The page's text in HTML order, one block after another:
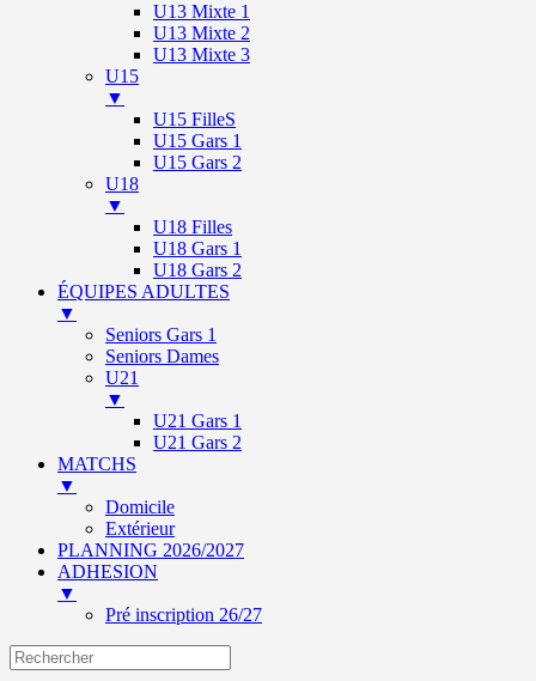
U13 Mixte 1
U13 Mixte 2
U13 Mixte 3
U15
▼
U15 FilleS
U15 Gars 1
U15 Gars 2
U18
▼
U18 Filles
U18 Gars 1
U18 Gars 2
ÉQUIPES ADULTES
▼
Seniors Gars 1
Seniors Dames
U21
▼
U21 Gars 1
U21 Gars 2
MATCHS
▼
Domicile
Extérieur
PLANNING 2026/2027
ADHESION
▼
Pré inscription 26/27